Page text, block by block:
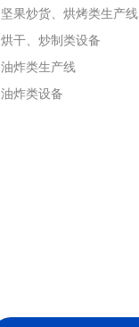
坚果炒货、烘烤类生产线
烘干、炒制类设备
油炸类生产线
油炸类设备